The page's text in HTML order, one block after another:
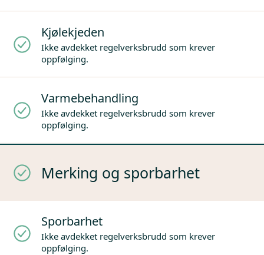
Kjølekjeden
Ikke avdekket regelverksbrudd som krever
oppfølging.
Varmebehandling
Ikke avdekket regelverksbrudd som krever
oppfølging.
Merking og sporbarhet
Sporbarhet
Ikke avdekket regelverksbrudd som krever
oppfølging.